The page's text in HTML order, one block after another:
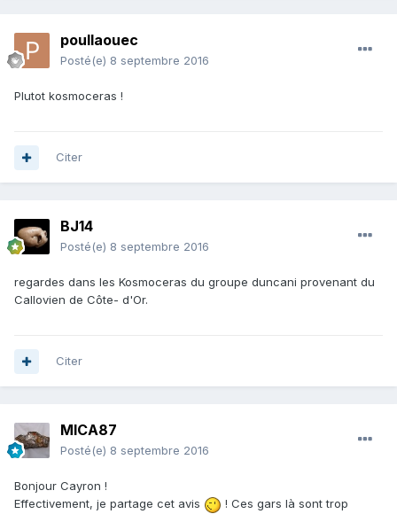
poullaouec
Posté(e) 8 septembre 2016
Plutot kosmoceras !
Citer
BJ14
Posté(e) 8 septembre 2016
regardes dans les Kosmoceras du groupe duncani provenant du
Callovien de Côte- d'Or.
Citer
MICA87
Posté(e) 8 septembre 2016
Bonjour Cayron !
Effectivement, je partage cet avis
! Ces gars là sont trop